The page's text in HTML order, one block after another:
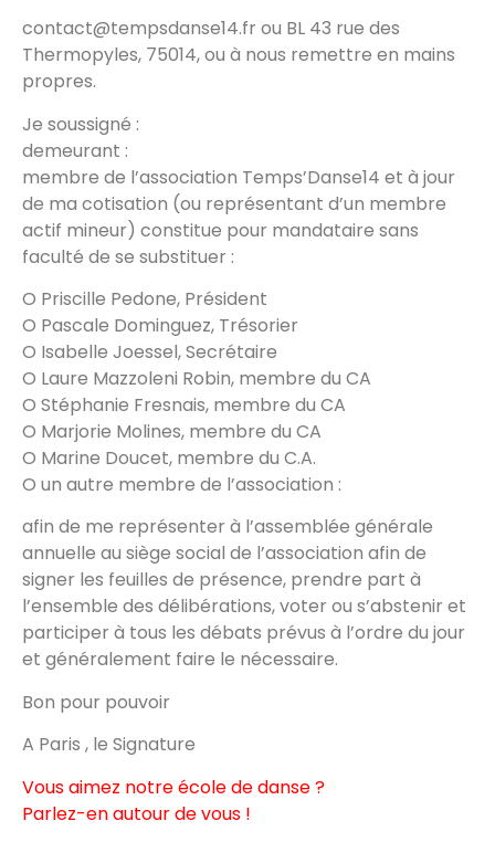
contact@tempsdanse14.fr ou BL 43 rue des
Thermopyles, 75014, ou à nous remettre en mains
propres.
Je soussigné :
demeurant :
membre de l’association Temps’Danse14 et à jour
de ma cotisation (ou représentant d’un membre
actif mineur) constitue pour mandataire sans
faculté de se substituer :
O Priscille Pedone, Président
O Pascale Dominguez, Trésorier
O Isabelle Joessel, Secrétaire
O Laure Mazzoleni Robin, membre du CA
O Stéphanie Fresnais, membre du CA
O Marjorie Molines, membre du CA
O Marine Doucet, membre du C.A.
O un autre membre de l’association :
afin de me représenter à l’assemblée générale
annuelle au siège social de l’association afin de
signer les feuilles de présence, prendre part à
l’ensemble des délibérations, voter ou s’abstenir et
participer à tous les débats prévus à l’ordre du jour
et généralement faire le nécessaire.
Bon pour pouvoir
A Paris , le Signature
Vous aimez notre école de danse ?
Parlez-en autour de vous !